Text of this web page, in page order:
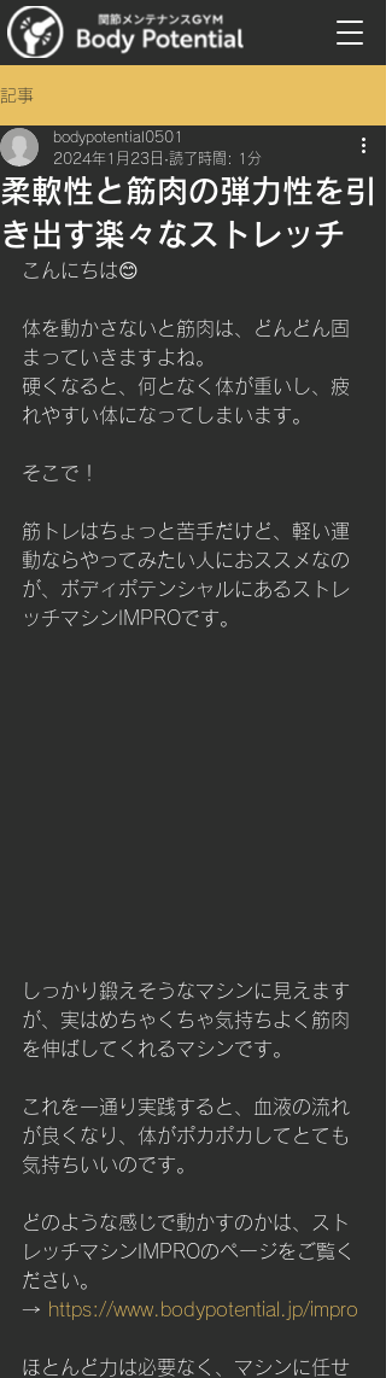
記事
柔軟性と筋肉の弾力性を引
き出す楽々なストレッチ
bodypotential0501
2024年1月23日 読了時間: 1分
こんにちは😊
体を動かさないと筋肉は、どんどん固
まっていきますよね。
硬くなると、何となく体が重いし、疲
れやすい体になってしまいます。
そこで！
筋トレはちょっと苦手だけど、軽い運
動ならやってみたい人におススメなの
が、ボディポテンシャルにあるストレ
ッチマシンIMPROです。
しっかり鍛えそうなマシンに見えます
が、実はめちゃくちゃ気持ちよく筋肉
を伸ばしてくれるマシンです。
これを一通り実践すると、血液の流れ
が良くなり、体がポカポカしてとても
気持ちいいのです。
どのような感じで動かすのかは、スト
レッチマシンIMPROのページをご覧く
ださい。
→ https://www.bodypotential.jp/impro
ほとんど力は必要なく、マシンに任せ